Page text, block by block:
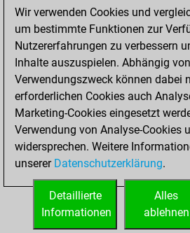
Matt auf vollem Brett
Bauer setzt Matt
Erstickte Matts
Unterverwandlungen
Türme auf der siebten
STARTSEITE
Wir verwenden Cookies und
um bestimmte Funktionen zur
Nutzererfahrungen zu verbessern
Inhalte auszuspielen. Abhängig
Verwendungszweck können dabei
erforderlichen Cookies auch
Marketing-Cookies eingesetzt
Verwendung von Analyse-Cookies
widersprechen. Weitere
unserer Datenschutzerklärung.
Alles
ablehnen
Detaillierte
Informationen